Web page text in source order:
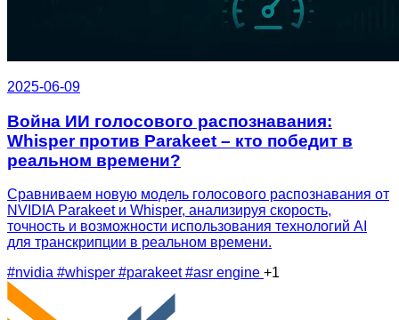
2025-06-09
Война ИИ голосового распознавания:
Whisper против Parakeet – кто победит в
реальном времени?
Сравниваем новую модель голосового распознавания от
NVIDIA Parakeet и Whisper, анализируя скорость,
точность и возможности использования технологий AI
для транскрипции в реальном времени.
#nvidia #whisper #parakeet#asr engine +1